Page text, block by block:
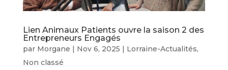
Lien Animaux Patients ouvre la saison 2 des
Entrepreneurs Engagés
par Morgane | Nov 6, 2025 | Lorraine-Actualités,
Non classé